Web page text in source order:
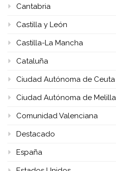
Cantabria
Castilla y León
Castilla-La Mancha
Cataluña
Ciudad Autónoma de Ceuta
Ciudad Autónoma de Melilla
Comunidad Valenciana
Destacado
España